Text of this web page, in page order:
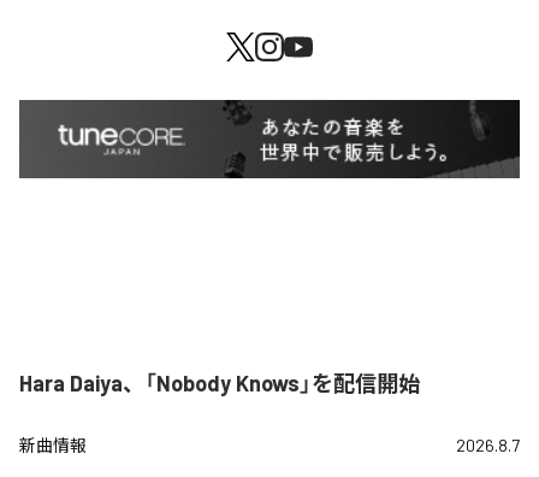
Hara Daiya、「Nobody Knows」を配信開始
新曲情報 2026.8.7